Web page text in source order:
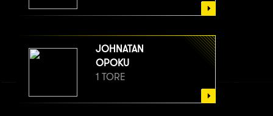
JOHNATAN
OPOKU
1 TORE